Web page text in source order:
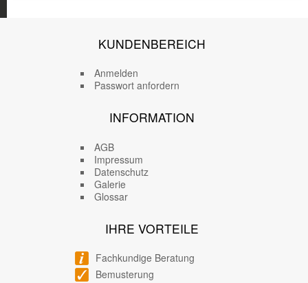
KUNDENBEREICH
Anmelden
Passwort anfordern
INFORMATION
AGB
Impressum
Datenschutz
Galerie
Glossar
IHRE VORTEILE
Fachkundige Beratung
Bemusterung